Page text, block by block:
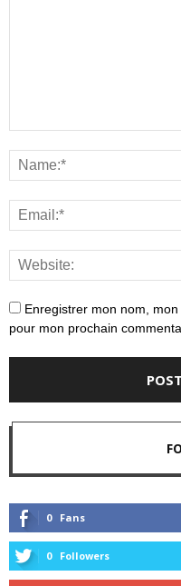
Enregistrer mon nom,
pour mon prochain
0 Fans
0 Followers